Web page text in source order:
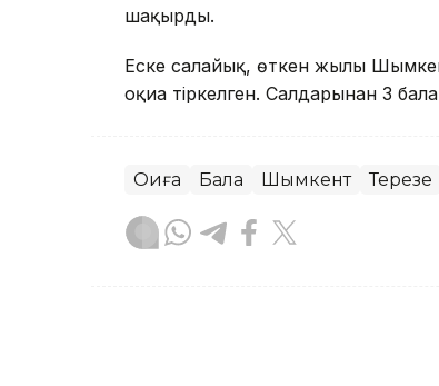
шақырды.
Еске салайық, өткен жылы
оқиға тіркелген. Салдарынан 3
Оқиға Бала Шымкент Терезе